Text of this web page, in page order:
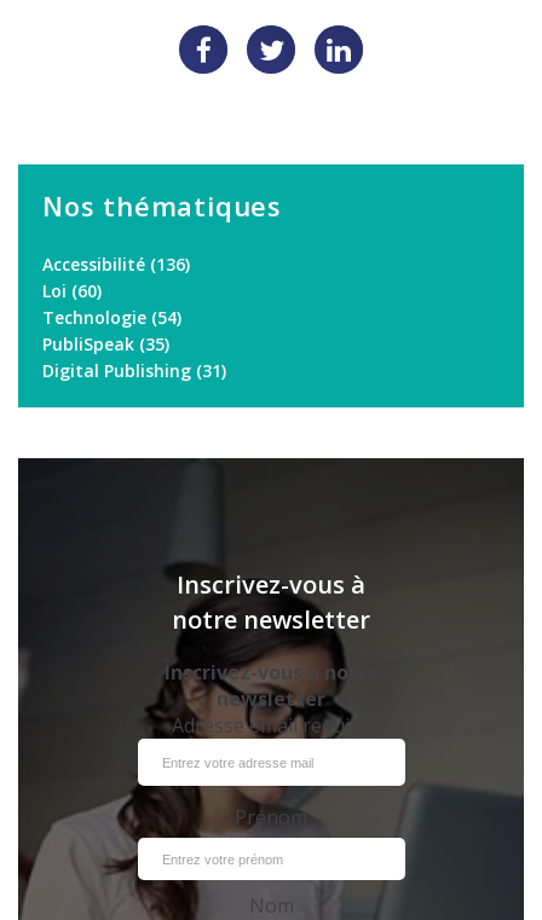
Nos thématiques
Accessibilité (136)
Loi (60)
Technologie (54)
PubliSpeak (35)
Digital Publishing (31)
Inscrivez-vous à
notre newsletter
Inscrivez-vous à notre
newsletter
Adresse email requise
Prénom
Nom